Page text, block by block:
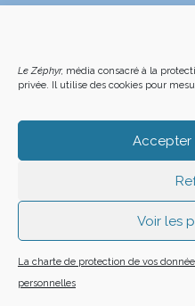
Le Zéphyr, média consacré à la
privée. Il utilise des cookies pour
Accepter
Voir les
La charte de protection de vos
personnelles
ACHETER LE DERNIER
OÙ NOUS
ON SOUTIENT LES MÉDIAS
Z LE